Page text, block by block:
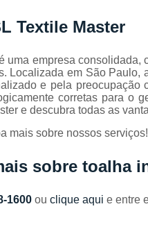
Textile Master
uma empresa
Localizada em São
e pela
corretas para o
e descubra todas as
mais sobre nossos serviços!
sobre toalha
1600 ou clique aqui e entre